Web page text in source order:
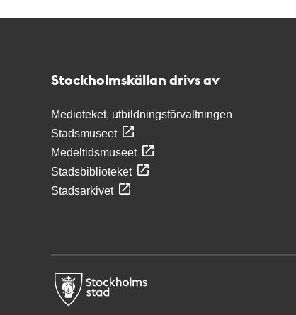
Stockholmskällan drivs av
Medioteket, utbildningsförvaltningen
Stadsmuseet
Medeltidsmuseet
Stadsbiblioteket
Stadsarkivet